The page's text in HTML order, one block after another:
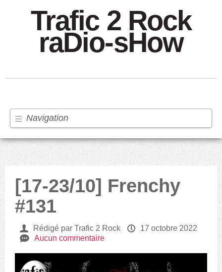
Trafic 2 Rock
raDio-sHow
Navigation
[17-23/10] Frenchy
#131
U Rédigé par Trafic 2 Rock P 17 octobre 2022
e Aucun commentaire